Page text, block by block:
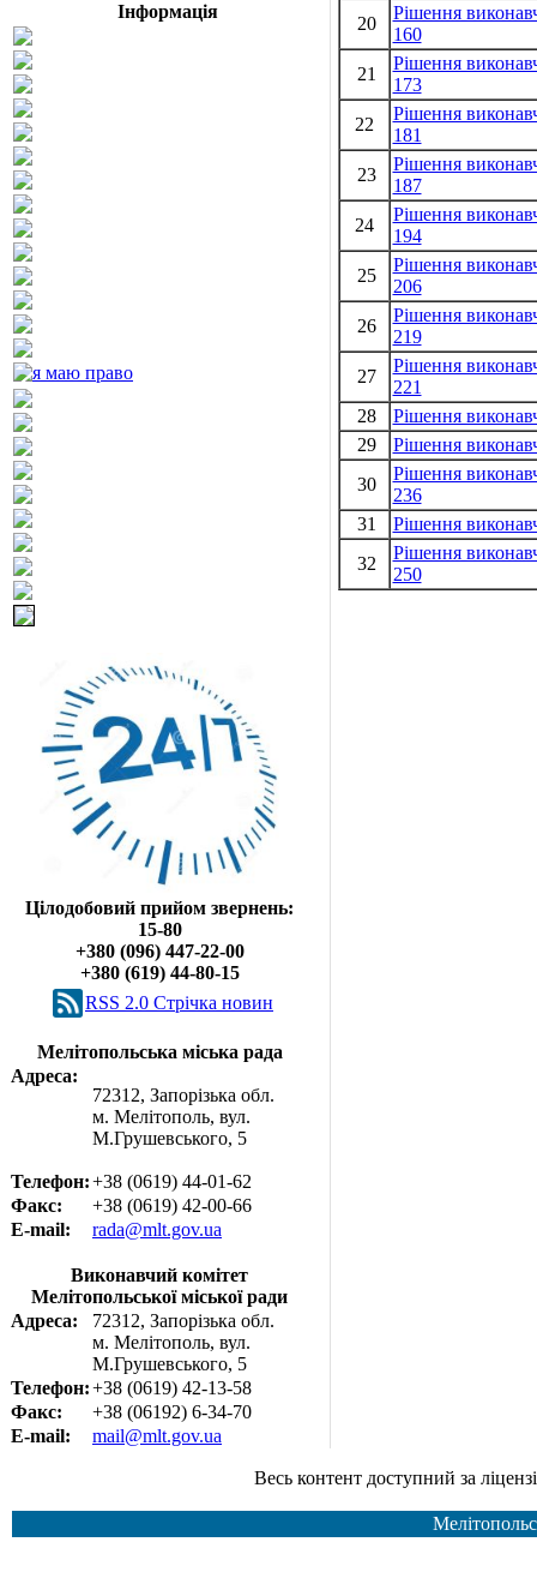
Інформація
Цілодобовий прийом звернень:
15-80
+380 (096) 447-22-00
+380 (619) 44-80-15
RSS 2.0 Cтрічка новин
Мелітопольська міська рада
Адреса:
72312, Запорізька обл.
м. Мелітополь, вул.
М.Грушевського, 5
Телефон:+38 (0619) 44-01-62
Факс:
+38 (0619) 42-00-66
E-mail:
rada@mlt.gov.ua
Виконавчий комітет
Мелітопольської міської ради
Адреса:
72312, Запорізька обл.
м. Мелітополь, вул.
М.Грушевського, 5
Телефон:+38 (0619) 42-13-58
Факс:
+38 (06192) 6-34-70
E-mail:
mail@mlt.gov.ua
20
Рішення
160
21
Рішення
173
22
Рішення
181
23
Рішення
187
24
Рішення
194
25
Рішення
206
26
Рішення
219
27
Рішення
221
28
Рішення
29
Рішення
30
Рішення
236
31
Рішення
32
Рішення
250
Весь контент доступний за ліцензією Creative